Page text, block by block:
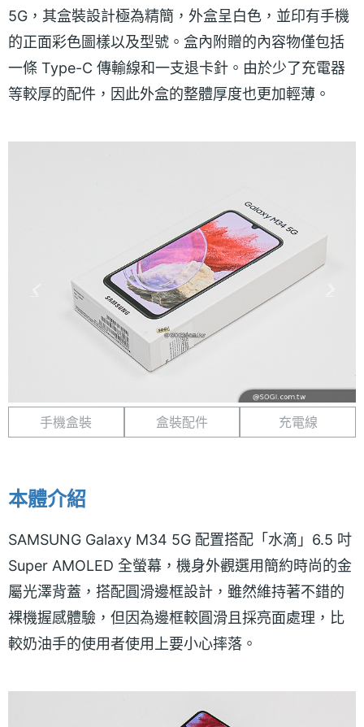
5G，其盒裝設計極為精簡，外盒呈白色，並印有手機
的正面彩色圖樣以及型號。盒內附贈的內容物僅包括
一條 Type-C 傳輸線和一支退卡針。由於少了充電器
等較厚的配件，因此外盒的整體厚度也更加輕薄。
手機盒裝 盒裝配件 充電線
本體介紹
SAMSUNG Galaxy M34 5G 配置搭配「水滴」6.5 吋
Super AMOLED 全螢幕，機身外觀選用簡約時尚的金
屬光澤背蓋，搭配圓滑邊框設計，雖然維持著不錯的
裸機握感體驗，但因為邊框較圓滑且採亮面處理，比
較奶油手的使用者使用上要小心摔落。